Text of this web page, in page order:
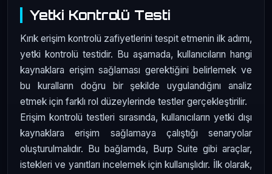
Yetki Kontrolü Testi
Kırık erişim kontrolü zafiyetlerini tespit etmenin ilk adımı,
yetki kontrolü testidir. Bu aşamada, kullanıcıların hangi
kaynaklara erişim sağlaması gerektiğini belirlemek ve
bu kuralların doğru bir şekilde uygulandığını analiz
etmek için farklı rol düzeylerinde testler gerçekleştirilir.
Erişim kontrolü testleri sırasında, kullanıcıların yetki dışı
kaynaklara erişim sağlamaya çalıştığı senaryolar
oluşturulmalıdır. Bu bağlamda, Burp Suite gibi araçlar,
istekleri ve yanıtları incelemek için kullanışlıdır. İlk olarak,